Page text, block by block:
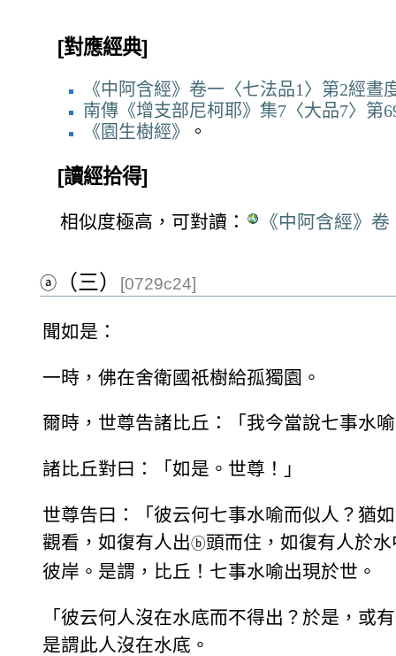
[對應經典]
《中阿含經》卷一〈七法品1〉第2經晝
南傳《增支部尼柯耶》集7〈大品7〉第
《園生樹經》
。
[讀經拾得]
相似度極高，可對讀： 《中阿含經》
ⓐ （三） [0729c24]
聞如是：
一時，佛在舍衛國祇樹給孤獨園。
爾時，世尊告諸比丘：「我今當說七事水
諸比丘對曰：「如是。世尊！」
世尊告曰：「彼云何七事水喻而似人？猶
觀看，如復有人出ⓑ頭而住，如復有人於
彼岸。是謂，比丘！七事水喻出現於世。
「彼云何人沒在水底而不得出？於是，或
是謂此人沒在水底。